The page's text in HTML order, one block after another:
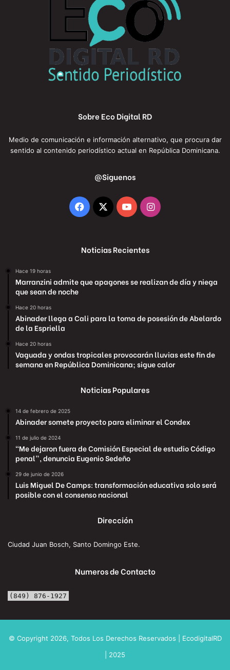
Sobre Eco Digital RD
Medio de comunicación e información alternativo, que procura dar
sentido al contenido periodístico actual en República Dominicana.
@Siguenos
Facebook
X YouTubeInstagram
Noticias Recientes
Hace 19 horas
Marranzini admite que apagones se realizan de día y niega
que sean de noche
Hace 20 horas
Abinader llega a Cali para la toma de posesión de Abelardo
de la Espriella
Hace 20 horas
Vaguada y ondas tropicales provocarán lluvias este fin de
semana en República Dominicana; sigue calor
Noticias Populares
14 de febrero de 2025
Abinader somete proyecto para eliminar el Condex
11 de julio de 2024
“Me dejaron fuera de Comisión Especial de estudio Código
penal”, denuncia Eugenio Sedeño
29 de junio de 2026
Luis Miguel De Camps: transformación educativa solo será
posible con el consenso nacional
Dirección
Ciudad Juan Bosch, Santo Domingo Este.
Numeros de Contacto
(849) 876-1927
© Copyright 2026, Todos Los Derechos Reservados | EcodigitalRD
| 2025